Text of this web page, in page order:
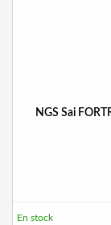
NGS Sai
En stock